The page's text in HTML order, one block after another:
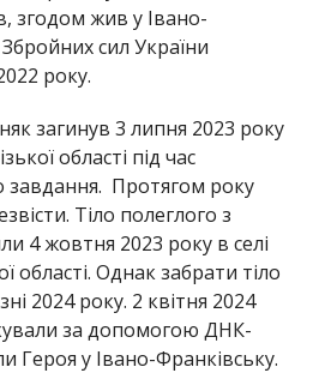
згодом жив у Івано-
сил України
року.
загинув 3 липня 2023 року
області під час
завдання. Протягом року
Тіло полеглого з
4 жовтня 2023 року в селі
області. Однак забрати тіло
2024 року. 2 квітня 2024
за допомогою ДНК-
Героя у Івано-Франківську.